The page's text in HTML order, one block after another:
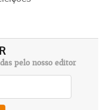
pelo nosso editor